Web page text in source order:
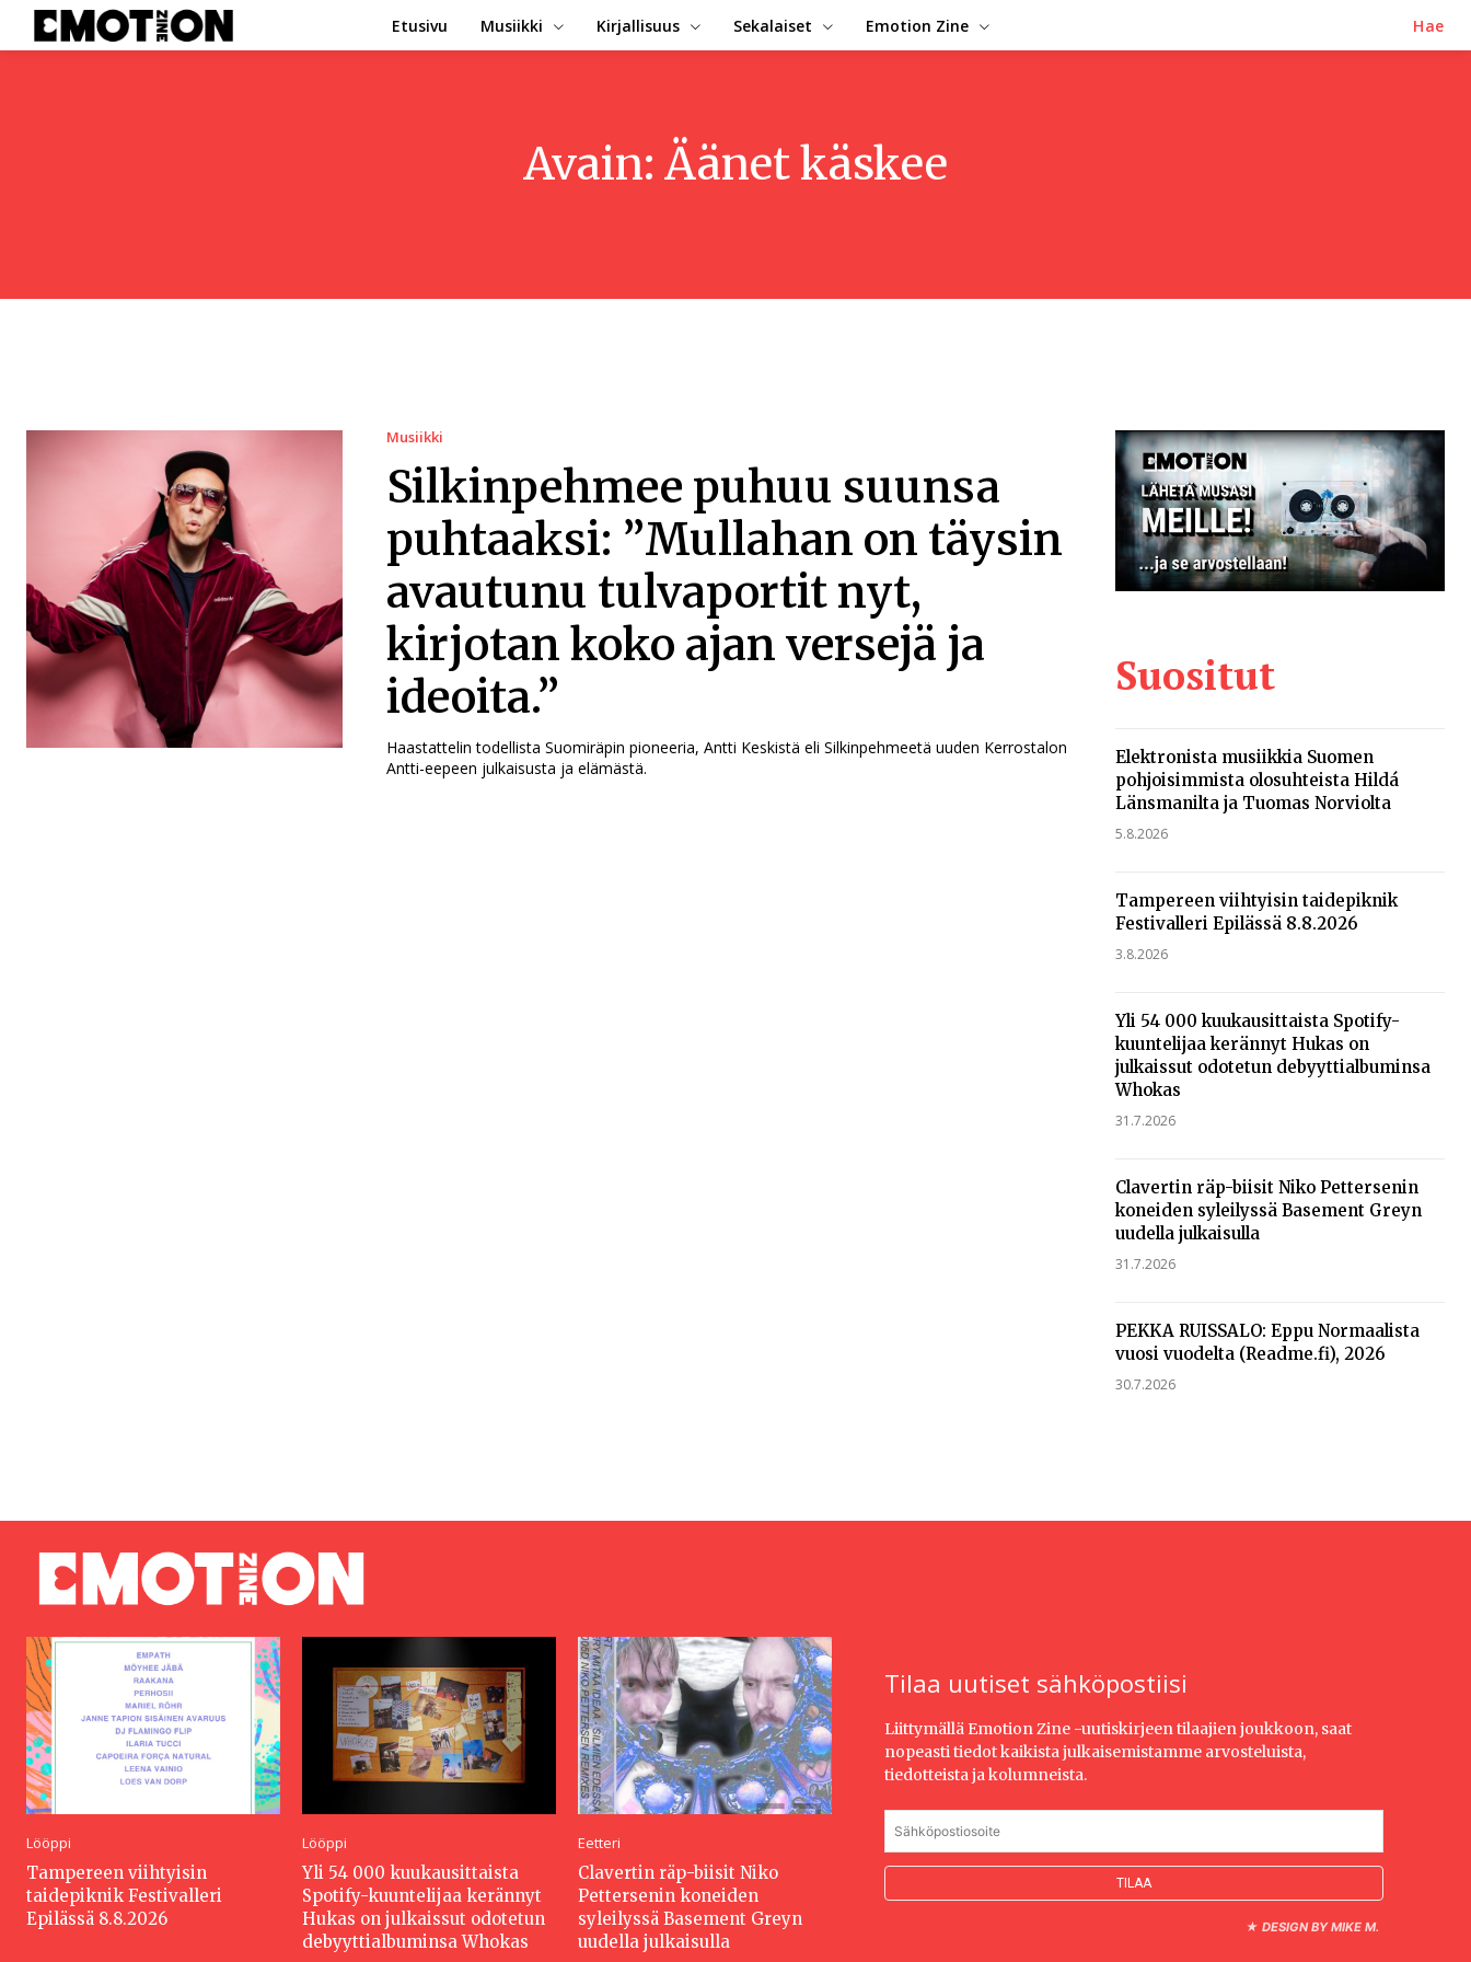
Etusivu Musiikki Kirjallisuus Sekalaiset Emotion Zine Hae
Avain: Äänet käskee
Musiikki
Silkinpehmee puhuu suunsa
puhtaaksi: ”Mullahan on täysin
avautunu tulvaportit nyt,
kirjotan koko ajan versejä ja
ideoita.”
Haastattelin todellista Suomiräpin pioneeria, Antti Keskistä eli Silkinpehmeetä uuden Kerrostalon
Antti-eepeen julkaisusta ja elämästä.
Suositut
Elektronista musiikkia Suomen
pohjoisimmista olosuhteista Hildá
Länsmanilta ja Tuomas Norviolta
5.8.2026
Tampereen viihtyisin taidepiknik
Festivalleri Epilässä 8.8.2026
3.8.2026
Yli 54 000 kuukausittaista Spotify-
kuuntelijaa kerännyt Hukas on
julkaissut odotetun debyyttialbuminsa
Whokas
31.7.2026
Clavertin räp-biisit Niko Pettersenin
koneiden syleilyssä Basement Greyn
uudella julkaisulla
31.7.2026
PEKKA RUISSALO: Eppu Normaalista
vuosi vuodelta (Readme.fi), 2026
30.7.2026
Lööppi
Tampereen viihtyisin
taidepiknik Festivalleri
Epilässä 8.8.2026
Lööppi
Yli 54 000 kuukausittaista
Spotify-kuuntelijaa kerännyt
Hukas on julkaissut odotetun
debyyttialbuminsa Whokas
Eetteri
Clavertin räp-biisit Niko
Pettersenin koneiden
syleilyssä Basement Greyn
uudella julkaisulla
Tilaa uutiset sähköpostiisi
Liittymällä Emotion Zine -uutiskirjeen tilaajien joukkoon, saat
nopeasti tiedot kaikista julkaisemistamme arvosteluista,
tiedotteista ja kolumneista.
★ DESIGN BY MIKE M.